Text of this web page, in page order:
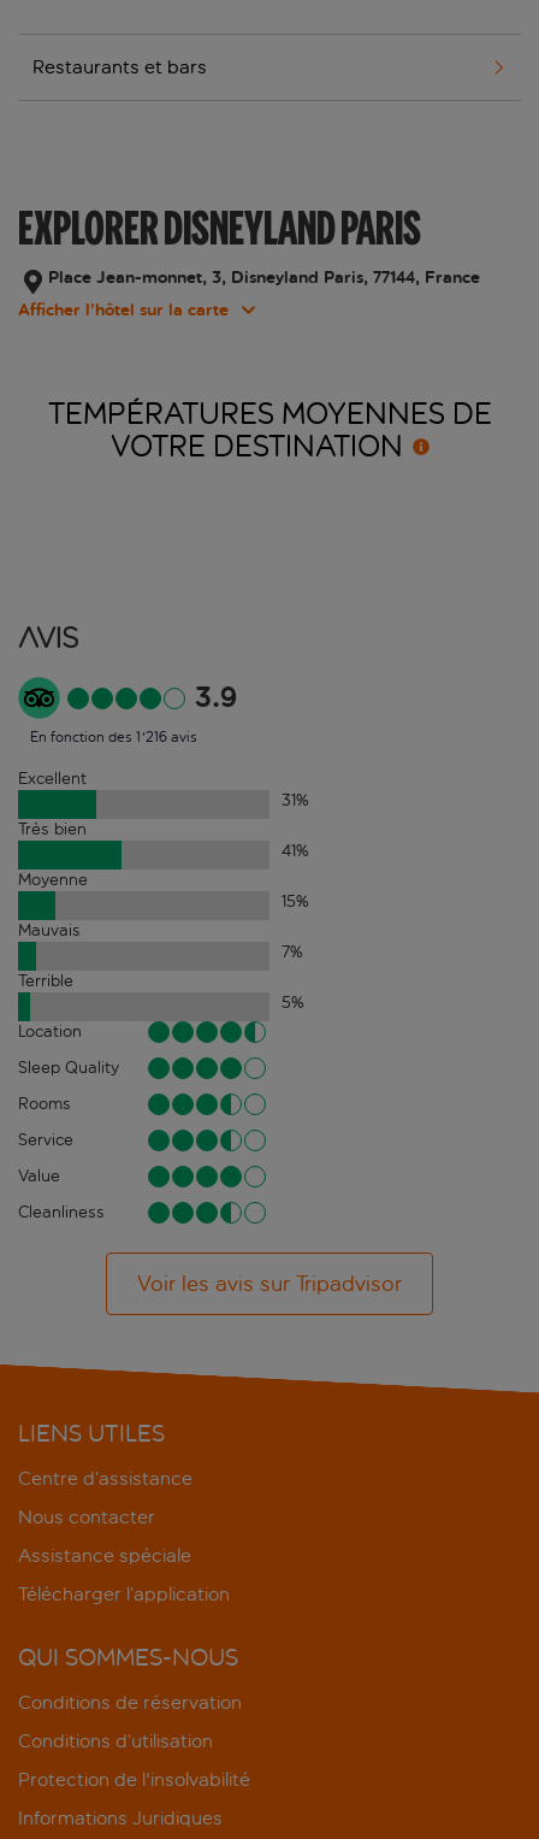
Restaurants et bars
EXPLORER DISNEYLAND PARIS
Place Jean-monnet, 3, Disneyland Paris, 77144, France
Afficher l’hôtel sur la carte
TEMPÉRATURES MOYENNES DE
VOTRE DESTINATION
Avis
3.9
En fonction des 1'216 avis
Excellent
31%
Très bien
41%
Moyenne
15%
Mauvais
7%
Terrible
5%
Location
Sleep Quality
Rooms
Service
Value
Cleanliness
Voir les avis sur Tripadvisor
LIENS UTILES
Centre d’assistance
Nous contacter
Assistance spéciale
Télécharger l’application
QUI SOMMES-NOUS
Conditions de réservation
Conditions d’utilisation
Protection de l'insolvabilité
Informations Juridiques